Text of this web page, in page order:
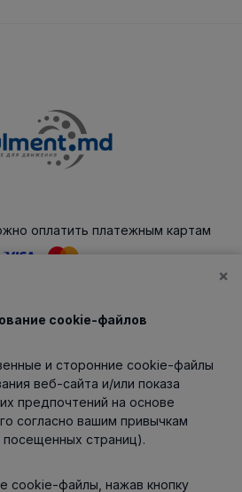
оплатить платежным картам
×
cookie-файлов
и сторонние cookie-файлы
веб-сайта и/или показа
предпочтений на основе
согласно вашим привычкам
страниц).
cookie-файлы, нажав кнопку